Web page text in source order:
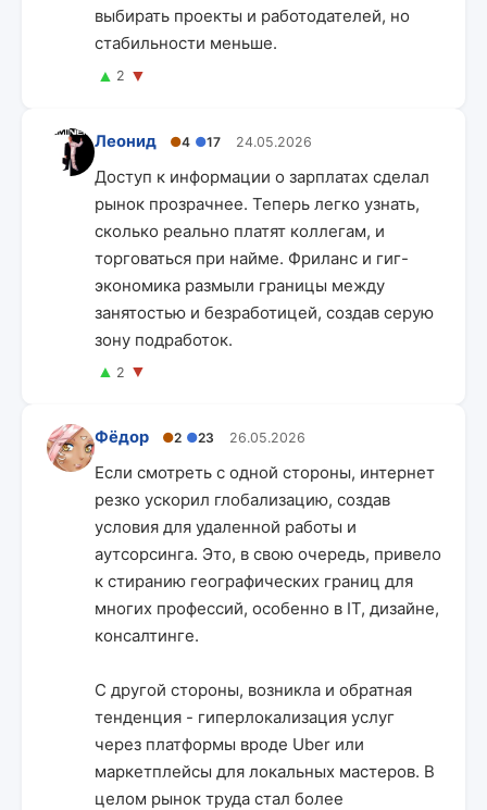
выбирать проекты и работодателей, но
стабильности меньше.
▲ 2 ▼
Леонид ●4 ●17 24.05.2026
Доступ к информации о зарплатах сделал
рынок прозрачнее. Теперь легко узнать,
сколько реально платят коллегам, и
торговаться при найме. Фриланс и гиг-
экономика размыли границы между
занятостью и безработицей, создав серую
зону подработок.
▲ 2 ▼
Фёдор ●2 ●23 26.05.2026
Если смотреть с одной стороны, интернет
резко ускорил глобализацию, создав
условия для удаленной работы и
аутсорсинга. Это, в свою очередь, привело
к стиранию географических границ для
многих профессий, особенно в IT, дизайне,
консалтинге.
С другой стороны, возникла и обратная
тенденция - гиперлокализация услуг
через платформы вроде Uber или
маркетплейсы для локальных мастеров. В
целом рынок труда стал более